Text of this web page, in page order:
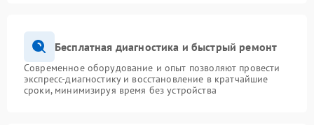
Бесплатная диагностика и быстрый ремонт
Современное оборудование и опыт позволяют провести
экспресс-диагностику и восстановление в кратчайшие
сроки, минимизируя время без устройства